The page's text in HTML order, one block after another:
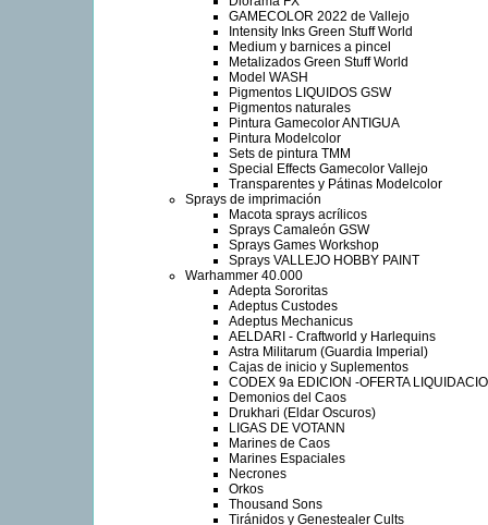
GAMECOLOR 2022 de Vallejo
Intensity Inks Green Stuff World
Medium y barnices a pincel
Metalizados Green Stuff World
Model WASH
Pigmentos LIQUIDOS GSW
Pigmentos naturales
Pintura Gamecolor ANTIGUA
Pintura Modelcolor
Sets de pintura TMM
Special Effects Gamecolor Vallejo
Transparentes y Pátinas Modelcolor
Sprays de imprimación
Macota sprays acrílicos
Sprays Camaleón GSW
Sprays Games Workshop
Sprays VALLEJO HOBBY PAINT
Warhammer 40.000
Adepta Sororitas
Adeptus Custodes
Adeptus Mechanicus
AELDARI - Craftworld y Harlequins
Astra Militarum (Guardia Imperial)
Cajas de inicio y Suplementos
CODEX 9a EDICION -OFERTA
Demonios del Caos
Drukhari (Eldar Oscuros)
LIGAS DE VOTANN
Marines de Caos
Marines Espaciales
Necrones
Orkos
Thousand Sons
Tiránidos y Genestealer Cults